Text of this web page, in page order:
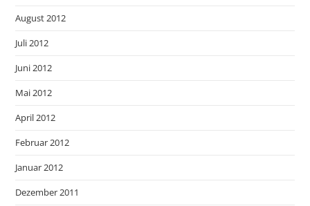
August 2012
Juli 2012
Juni 2012
Mai 2012
April 2012
Februar 2012
Januar 2012
Dezember 2011